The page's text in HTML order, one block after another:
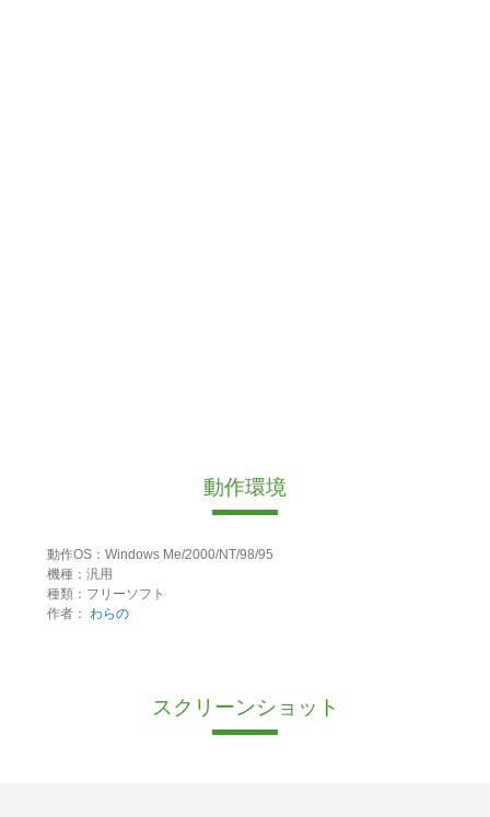
動作環境
動作OS：Windows Me/2000/NT/98/95
機種：汎用
種類：フリーソフト
作者： わらの
スクリーンショット